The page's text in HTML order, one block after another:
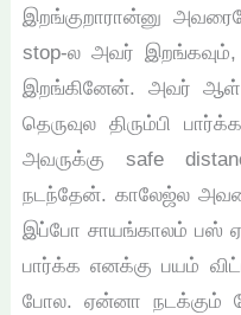
இறங்குறாரான்னு
stop-ல அவர் இறங்கவும்,
இறங்கினேன். அவர் ஆள்
தெருவுல திரும்பி
அவருக்கு safe
நடந்தேன். காலேஜ்ல
இப்போ சாயங்காலம் பஸ்
பார்க்க எனக்கு பயம்
போல. ஏன்னா நடக்கும்